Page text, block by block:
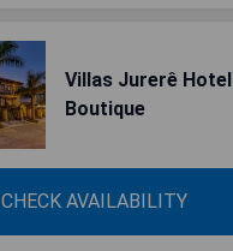
Villas Jurerê Hotel
Boutique
CHECK AVAILABILITY